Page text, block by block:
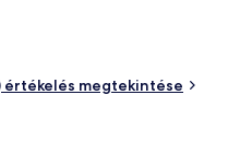
értékelés megtekintése